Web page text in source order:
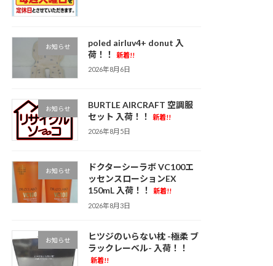
お知らせ
poled airluv4+ donut 入
荷！！
新着!!
2026年8月6日
お知らせ
BURTLE AIRCRAFT 空調服
セット 入荷！！
新着!!
2026年8月5日
お知らせ
ドクターシーラボ VC100エ
ッセンスローションEX
150mL 入荷！！
新着!!
2026年8月3日
お知らせ
ヒツジのいらない枕 -極柔 ブ
ラックレーベル- 入荷！！
新着!!